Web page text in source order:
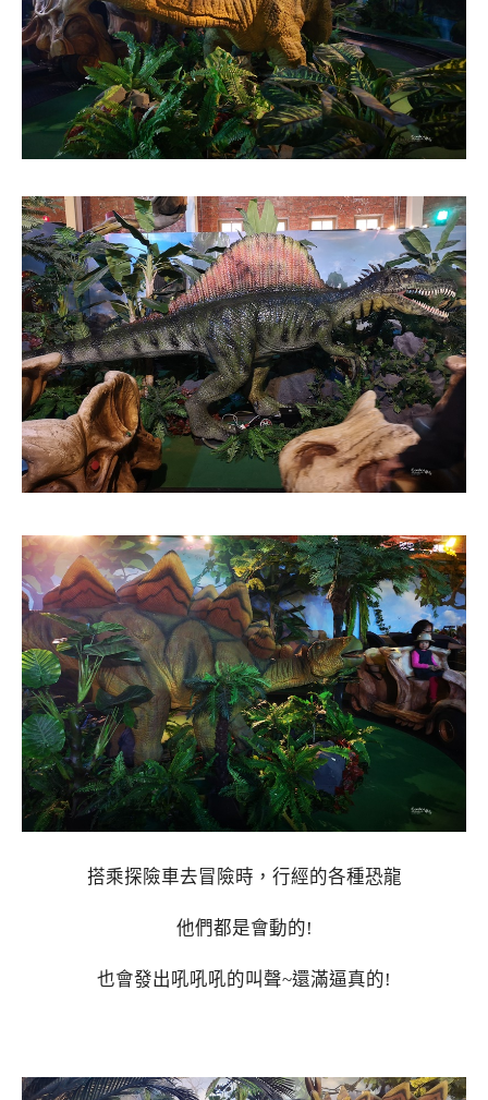
搭乘探險車去冒險時，行經的各種恐龍
他們都是會動的!
也會發出吼吼吼的叫聲~還滿逼真的!